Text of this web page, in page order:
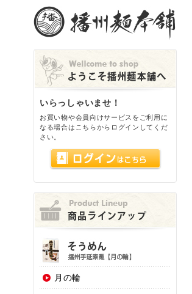
いらっしゃいませ！
お買い物や会員向けサービスをご利用に
なる場合はこちらからログインしてくだ
さい。
月の輪